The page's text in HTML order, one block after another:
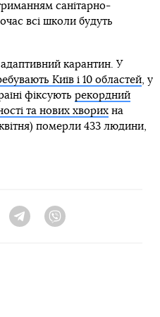
санітарно-
всі школи будуть
адаптивний карантин. У
Київ і 10 областей, у
фіксують рекордний
та нових хворихна
померли 433 людини,
Twitter Telegram